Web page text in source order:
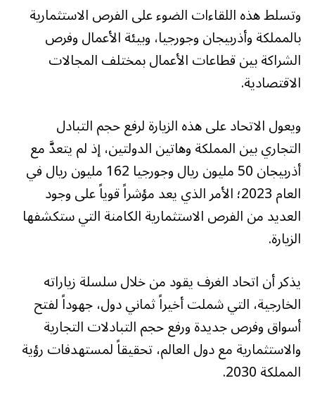
وتسلط هذه اللقاءات الضوء على الفرص الاستثمارية
بالمملكة وأذربيجان وجورجيا، وبيئة الأعمال وفرص
الشراكة بين قطاعات الأعمال بمختلف المجالات
الاقتصادية.
ويعول الاتحاد على هذه الزيارة لرفع حجم التبادل
التجاري بين المملكة وهاتين الدولتين، إذ لم يتعدَّ مع
أذربيجان 50 مليون ريال وجورجيا 162 مليون ريال في
العام 2023؛ الأمر الذي يعد مؤشراً قوياً على وجود
العديد من الفرص الاستثمارية الكامنة التي ستكشفها
الزيارة.
يذكر أن اتحاد الغرف يقود من خلال سلسلة زياراته
الخارجية، التي شملت أخيراً ثماني دول، جهوداً لفتح
أسواق وفرص جديدة ورفع حجم التبادلات التجارية
والاستثمارية مع دول العالم، تحقيقاً لمستهدفات رؤية
المملكة 2030.